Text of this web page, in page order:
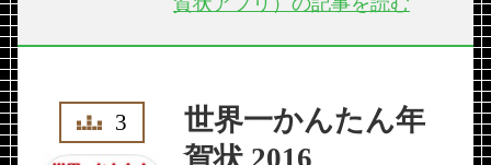
世界一かんたん年
3